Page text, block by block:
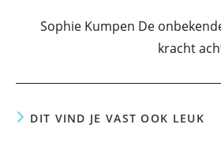
Sophie Kumpen De
kracht
DIT VIND JE VAST OOK LEUK